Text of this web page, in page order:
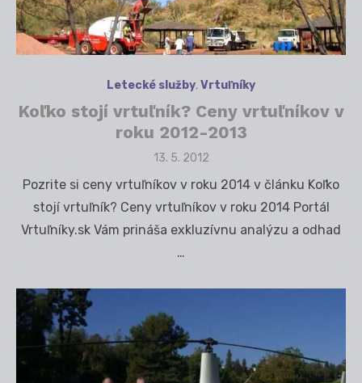
Letecké služby,Vrtuľníky
Koľko stojí vrtuľník? Ceny vrtuľníkov v
roku 2012-2013
Posted
13. 5. 2012
Pozrite si ceny vrtuľníkov v roku 2014 v článku Koľko
stojí vrtuľník? Ceny vrtuľníkov v roku 2014 Portál
Vrtuľníky.sk Vám prináša exkluzívnu analýzu a odhad
…